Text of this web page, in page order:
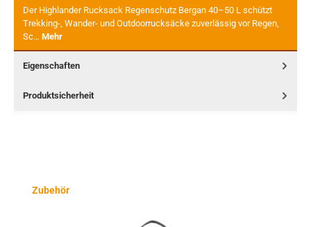
Der Highlander Rucksack Regenschutz Bergan 40–50 L schützt
Trekking-, Wander- und Outdoorrucksäcke zuverlässig vor Regen,
Sc… Mehr
Eigenschaften
Produktsicherheit
Produktgalerie überspringen
Zubehör